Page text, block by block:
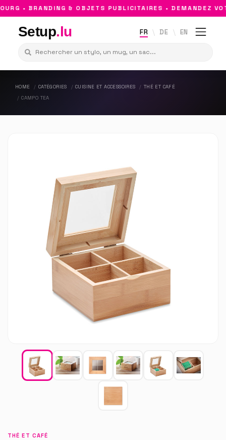
• BRANDING & OBJETS PUBLICITAIRES • DEMANDEZ
Setup.lu FR DE EN
HOME CATÉGORIES CUISINE ET ACCESSOIRES
THÉ ET CAFÉ
CAMPO TEA
THÉ ET CAFÉ